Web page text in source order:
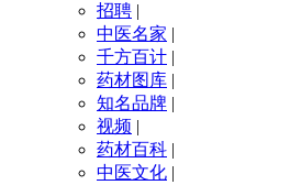
招聘 |
中医名家 |
千方百计 |
药材图库 |
知名品牌 |
视频 |
药材百科 |
中医文化 |